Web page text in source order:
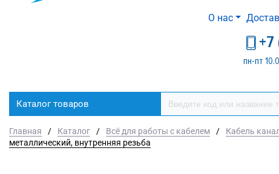
О нас
+7
пн-пт
Каталог товаров
Главная / Каталог / Всё для работы с кабелем / Кабель
металлический, внутренняя резьба